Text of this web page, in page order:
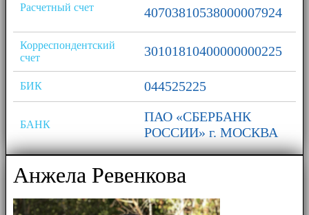
Расчетный счет 40703810538000007924
Корреспондентский
счет
30101810400000000225
БИК 044525225
БАНК
ПАО «СБЕРБАНК
РОССИИ» г. МОСКВА
Анжела Ревенкова